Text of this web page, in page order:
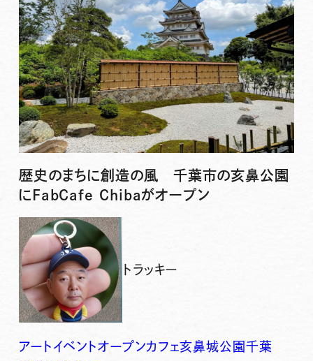
歴史のまちに創造の風 千葉市の亥鼻公園
にFabCafe Chibaがオープン
トラッキー
アート イベントオープンカフェ亥鼻城公園 千葉